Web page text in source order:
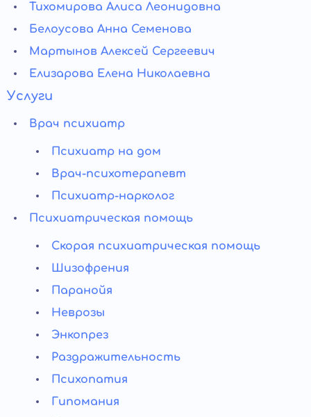
Тихомирова Алиса Леонидовна
Белоусова Анна Семенова
Мартынов Алексей Сергеевич
Елизарова Елена Николаевна
Услуги
Врач психиатр
Психиатр на дом
Врач-психотерапевт
Психиатр-нарколог
Психиатрическая помощь
Скорая психиатрическая помощь
Шизофрения
Паранойя
Неврозы
Энкопрез
Раздражительность
Психопатия
Гипомания